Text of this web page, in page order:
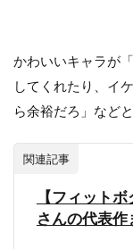
かわいいキャラが
してくれたり、イ
ら余裕だろ」など
関連記事
【フィット
さんの代表作